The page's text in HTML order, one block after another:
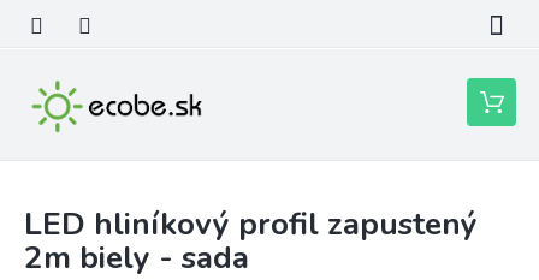
obsah
Nákupný
košík
LED hliníkový profil zapustený
2m biely - sada